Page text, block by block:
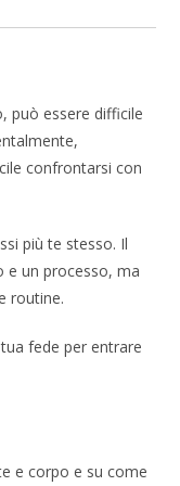
può essere difficile
confrontarsi con
più te stesso. Il
e un processo, ma
routine.
fede per entrare
e corpo e su come